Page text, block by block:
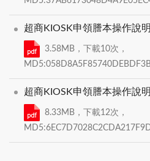
超商KIOSK申領謄本操作說
3.58MB，下載10次，
超商KIOSK申領謄本操作說
8.33MB，下載12次，